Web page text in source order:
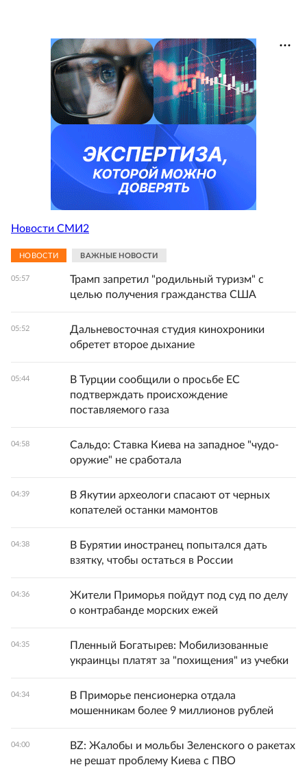
Новости СМИ2
НОВОСТИ ВАЖНЫЕ НОВОСТИ
05:57
Трамп запретил "родильный туризм" с
целью получения гражданства США
05:52
Дальневосточная студия кинохроники
обретет второе дыхание
05:44
В Турции сообщили о просьбе ЕС
подтверждать происхождение
поставляемого газа
04:58
Сальдо: Ставка Киева на западное "чудо-
оружие" не сработала
04:39
В Якутии археологи спасают от черных
копателей останки мамонтов
04:38
В Бурятии иностранец попытался дать
взятку, чтобы остаться в России
04:36
Жители Приморья пойдут под суд по делу
о контрабанде морских ежей
04:35
Пленный Богатырев: Мобилизованные
украинцы платят за "похищения" из учебки
04:34
В Приморье пенсионерка отдала
мошенникам более 9 миллионов рублей
04:00
BZ: Жалобы и мольбы Зеленского о ракетах
не решат проблему Киева с ПВО